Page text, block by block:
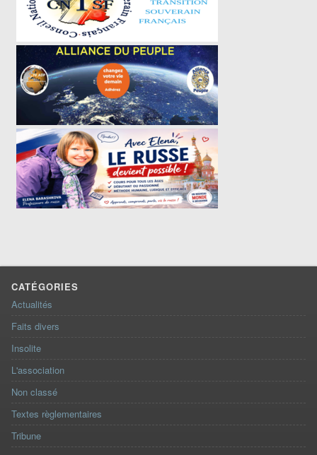
CATÉGORIES
Actualités
Faits divers
Insolite
L'association
Non classé
Textes règlementaires
Tribune